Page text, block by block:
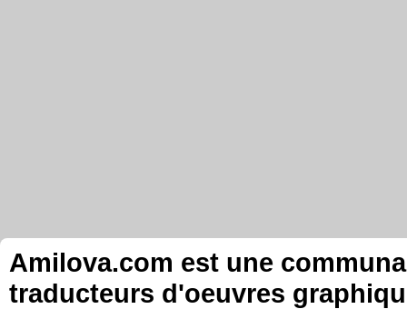
Amilova.com est une
traducteurs d'oeuvres